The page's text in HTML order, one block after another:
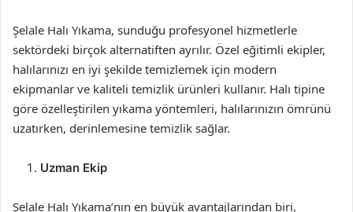
Şelale Halı Yıkama, sunduğu profesyonel hizmetlerle
sektördeki birçok alternatiften ayrılır. Özel eğitimli ekipler,
halılarınızı en iyi şekilde temizlemek için modern
ekipmanlar ve kaliteli temizlik ürünleri kullanır. Halı tipine
göre özelleştirilen yıkama yöntemleri, halılarınızın ömrünü
uzatırken, derinlemesine temizlik sağlar.
Uzman Ekip
Şelale Halı Yıkama’nın en büyük avantajlarından biri,